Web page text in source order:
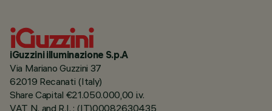
iGuzzini illuminazione S.p.A
Via Mariano Guzzini 37
62019 Recanati (Italy)
Share Capital €21.050.000,00 i.v.
VAT N. and R.I. : (IT)00082630435